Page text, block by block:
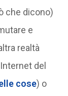
che dicono)
e
realtà
del
cose) o